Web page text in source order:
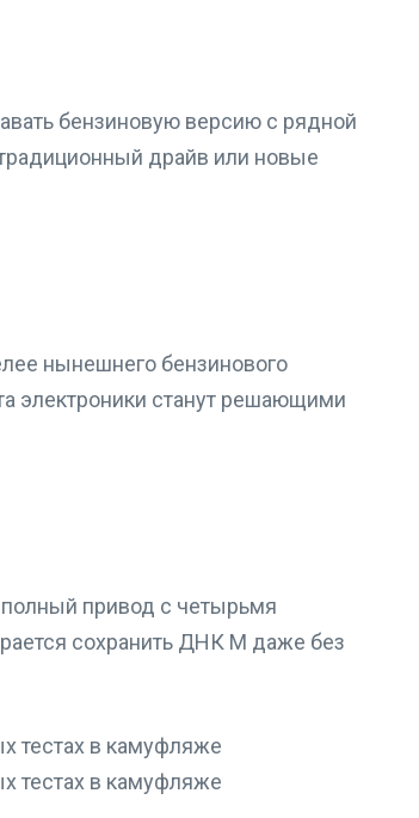
бензиновую версию с рядной
драйв или новые
нынешнего бензинового
электроники станут решающими
привод с четырьмя
сохранить ДНК M даже без